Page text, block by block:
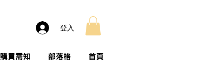
登入
購買需知 部落格 首頁